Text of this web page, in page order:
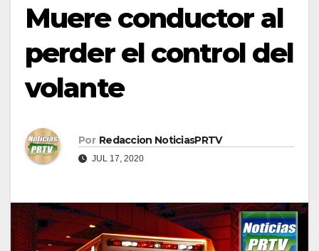
Muere conductor al
perder el control del
volante
Por Redaccion NoticiasPRTV
JUL 17, 2020